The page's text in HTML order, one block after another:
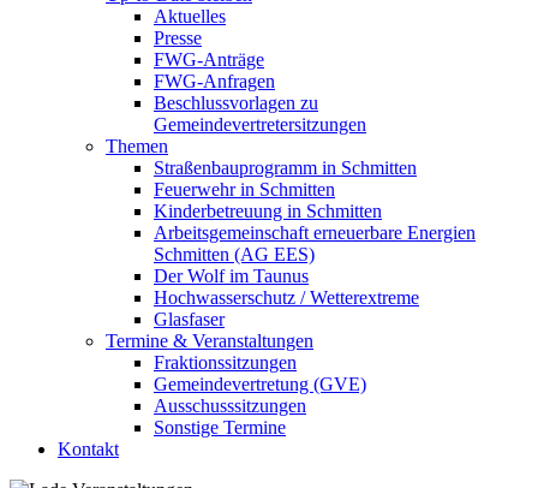
Aktuelles
Presse
FWG-Anträge
FWG-Anfragen
Beschlussvorlagen zu
Gemeindevertretersitzungen
Themen
Straßenbauprogramm in Schmitten
Feuerwehr in Schmitten
Kinderbetreuung in Schmitten
Arbeitsgemeinschaft erneuerbare Energien
Schmitten (AG EES)
Der Wolf im Taunus
Hochwasserschutz / Wetterextreme
Glasfaser
Termine & Veranstaltungen
Fraktionssitzungen
Gemeindevertretung (GVE)
Ausschusssitzungen
Sonstige Termine
Kontakt